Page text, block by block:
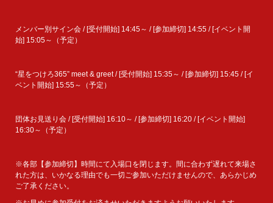
メンバー別サイン会 / [受付開始] 14:45～ / [参加締切] 14:55 / [イベント開
始] 15:05～（予定）
“星をつけろ365” meet & greet / [受付開始] 15:35～ / [参加締切] 15:45 / [イ
ベント開始] 15:55～（予定）
団体お見送り会 / [受付開始] 16:10～ / [参加締切] 16:20 / [イベント開始]
16:30～（予定）
※各部【参加締切】時間にて入場口を閉じます。間に合わず遅れて来場さ
れた方は、いかなる理由でも一切ご参加いただけませんので、あらかじめ
ご了承ください。